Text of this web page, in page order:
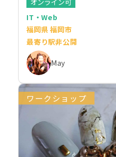
IT・Web
福岡県 福岡市
最寄り駅非公開
May
ワークショップ